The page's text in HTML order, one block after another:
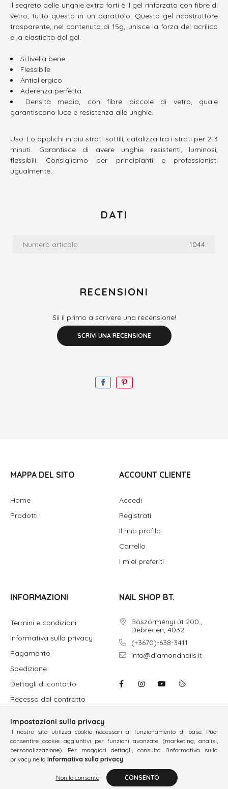
Il segreto delle unghie extra forti è il gel rinforzato con fibre di
vetro, tutto questo in un barattolo. Questo gel ricostruttore
trasparente, nel contenuto di 15g, unisce la forza del acrilico
e la elasticità del gel.
Si livella bene
Flessibile
Antiallergico
Aderenza perfetta
Densità media, con fibre piccole di vetro, quale
garantiscono luce e resistenza alle unghie.
Uso: Lo applichi in più strati sottili, catalizza tra i strati per 2-3
minuti. Garantisce di avere unghie resistenti, luminosi,
flessibili. Consigliamo per principianti e professionisti
ugualmente.
DATI
Numero articolo: 1044
RECENSIONI
Sii il primo a scrivere una recensione!
SCRIVI UNA RECENSIONE
MAPPA DEL SITO
Home
Prodotti
ACCOUNT CLIENTE
Accedi
Registrati
Il mio profilo
Carrello
I miei preferiti
INFORMAZIONI
Termini e condizioni
Informativa sulla privacy
Pagamento
Spedizione
Dettagli di contatto
Recesso dal contratto
NAIL SHOP BT.
Böszörményi út 200.,
Debrecen, 4032
(+3670)-638-3411
info@diamondnails.it
Impostazioni sulla privacy
Il nostro sito utilizza cookie necessari al funzionamento di base. Puoi
consentire cookie aggiuntivi per funzioni avanzate (marketing, analisi,
personalizzazione). Per maggiori dettagli, consulta l’Informativa sulla
privacy nella Informativa sulla privacy.
Non lo consento CONSENTO